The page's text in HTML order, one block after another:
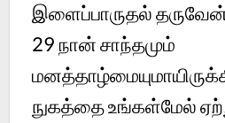
இளைப்பாருதல்
29நான் சாந்தமும்
நுகத்தை உங்கள்மேல்